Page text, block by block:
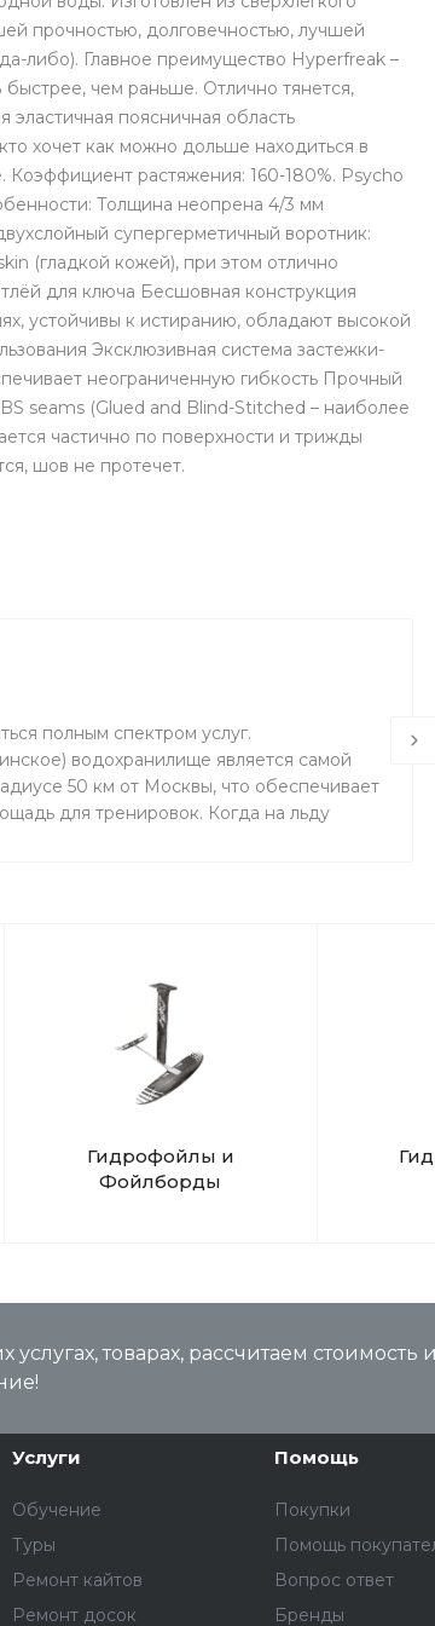
прочностью, долговечностью, лучшей
либо). Главное преимущество Hyperfreak –
чем раньше. Отлично тянется,
эластичная поясничная область
хочет как можно дольше находиться в
растяжения: 160-180%. Psycho
Толщина неопрена 4/3 мм
супергерметичный воротник:
(гладкой кожей), при этом отлично
для ключа Бесшовная конструкция
устойчивы к истиранию, обладают высокой
Эксклюзивная система застежки-
неограниченную гибкость Прочный
seams (Glued and Blind-Stitched – наиболее
частично по поверхности и трижды
шов не протечет.
полным спектром услуг.
водохранилище является самой
50 км от Москвы, что обеспечивает
для тренировок. Когда на льду
Гидрофойлы и
Фойлборды
товарах, рассчитаем стоимость
Услуги
Обучение
Туры
Ремонт кайтов
Ремонт досок
Помощь
Покупки
Помощь
Вопрос ответ
Бренды